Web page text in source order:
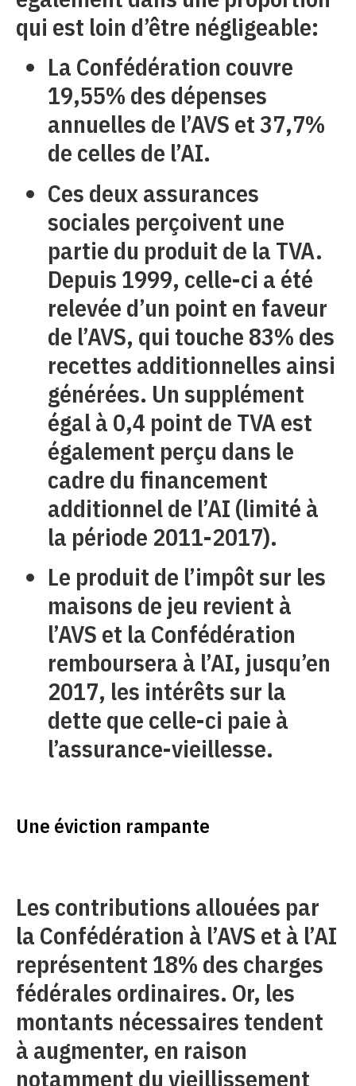
qui est loin d’être négligeable:
La Confédération couvre
19,55% des dépenses
annuelles de l’AVS et 37,7%
de celles de l’AI.
Ces deux assurances
sociales perçoivent une
partie du produit de la TVA.
Depuis 1999, celle-ci a été
relevée d’un point en faveur
de l’AVS, qui touche 83% des
recettes additionnelles ainsi
générées. Un supplément
égal à 0,4 point de TVA est
également perçu dans le
cadre du financement
additionnel de l’AI (limité à
la période 2011-2017).
Le produit de l’impôt sur les
maisons de jeu revient à
l’AVS et la Confédération
remboursera à l’AI, jusqu’en
2017, les intérêts sur la
dette que celle-ci paie à
l’assurance-vieillesse.
Une éviction rampante
Les contributions allouées par
la Confédération à l’AVS et à l’AI
représentent 18% des charges
fédérales ordinaires. Or, les
montants nécessaires tendent
à augmenter, en raison
notamment du vieillissement